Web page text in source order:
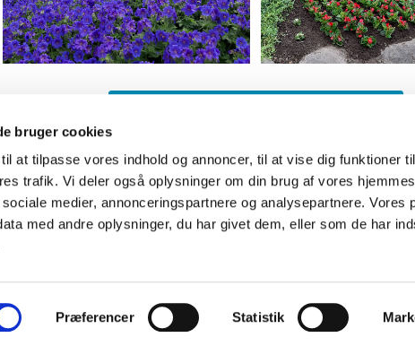
bruger cookies
at tilpasse vores indhold og annoncer, til at vise dig funktioner
trafik. Vi deler også oplysninger om din brug af vores
medier, annonceringspartnere og analysepartnere. Vores
med andre oplysninger, du har givet dem, eller som de har
Præferencer Statistik
Kalender-folder